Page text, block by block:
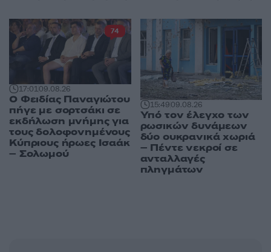
17:0109.08.26
Ο Φειδίας Παναγιώτου
πήγε με σορτσάκι σε
εκδήλωση μνήμης για
τους δολοφονημένους
Κύπριους ήρωες Ισαάκ
– Σολωμού
74
15:4909.08.26
Υπό τον έλεγχο των
ρωσικών δυνάμεων
δύο ουκρανικά χωριά
– Πέντε νεκροί σε
ανταλλαγές
πληγμάτων